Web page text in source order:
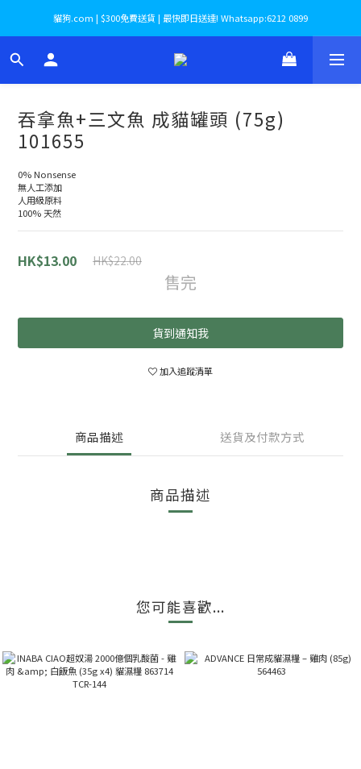
貓狗.com | $300免費送貨 | 最快即日送達! Whatsapp:6212 0899
吞拿魚+三文魚 成貓罐頭 (75g)
101655
0% Nonsense
無人工添加
人用級原料
100% 天然
HK$13.00 HK$22.00
售完
貨到通知我
加入追蹤清單
商品描述 送貨及付款方式
商品描述
您可能喜歡...